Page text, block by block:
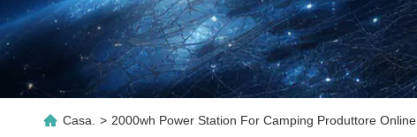
Casa. > 2000wh Power Station For Camping Produttore Online